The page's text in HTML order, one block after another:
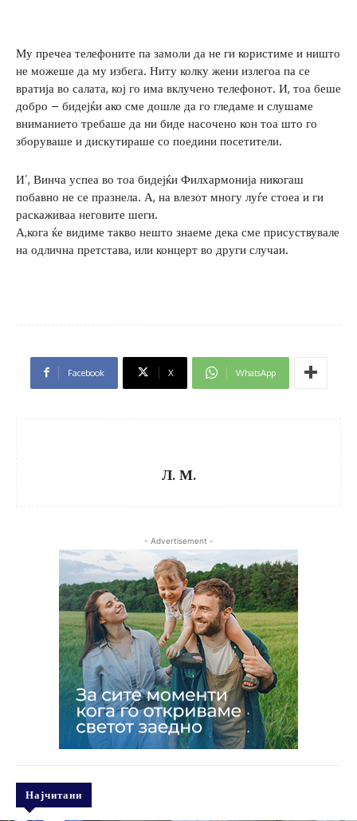
Му пречеа телефоните па замоли да не ги користиме и ништо
не можеше да му избега. Ниту колку жени излегоа па се
вратија во салата, кој го има вклучено телефонот. И, тоа беше
добро – бидејќи ако сме дошле да го гледаме и слушаме
вниманието требаше да ни биде насочено кон тоа што го
зборуваше и дискутираше со поедини посетители.
И’, Винча успеа во тоа бидејќи Филхармонија никогаш
побавно не се празнела. А, на влезот многу луѓе стоеа и ги
раскаживаа неговите шеги.
А,кога ќе видиме такво нешто знаеме дека сме присуствувале
на одлична претстава, или концерт во други случаи.
Facebook X WhatsApp
Л. М.
- Advertisement -
Најчитани